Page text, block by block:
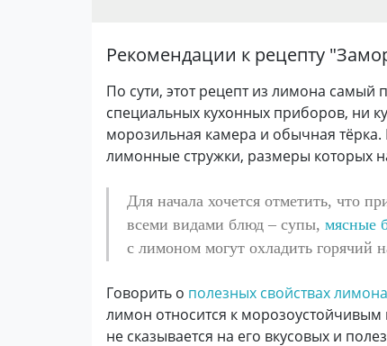
Рекомендации к рецепту "
По сути, этот рецепт из лимона самый
специальных кухонных приборов, ни
морозильная камера и обычная
лимонные стружки, размеры которых
Для начала хочется отметить, что
всеми видами блюд – супы, мясные
с лимоном могут охладить
Говорить о полезных свойствах лимона
лимон относится к морозоустойчивым
не сказывается на его вкусовых и